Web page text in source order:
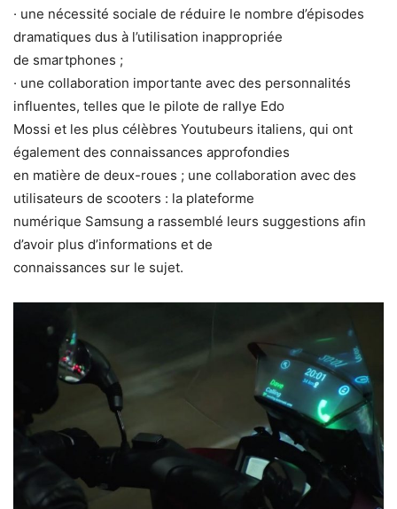
· une nécessité sociale de réduire le nombre d’épisodes
dramatiques dus à l’utilisation inappropriée
de smartphones ;
· une collaboration importante avec des personnalités
influentes, telles que le pilote de rallye Edo
Mossi et les plus célèbres Youtubeurs italiens, qui ont
également des connaissances approfondies
en matière de deux-roues ; une collaboration avec des
utilisateurs de scooters : la plateforme
numérique Samsung a rassemblé leurs suggestions afin
d’avoir plus d’informations et de
connaissances sur le sujet.